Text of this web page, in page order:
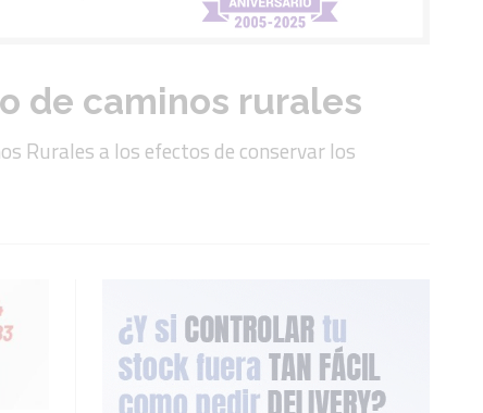
de caminos rurales
Rurales a los efectos de conservar los